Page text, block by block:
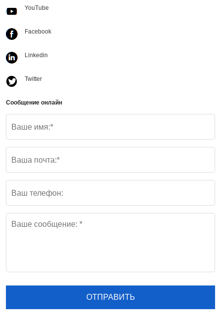
YouTube
Facebook
Linkedin
Twitter
Сообщение онлайн